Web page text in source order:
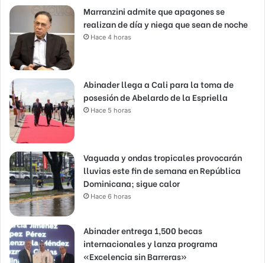
Marranzini admite que apagones se
realizan de día y niega que sean de noche
Hace 4 horas
Abinader llega a Cali para la toma de
posesión de Abelardo de la Espriella
Hace 5 horas
Vaguada y ondas tropicales provocarán
lluvias este fin de semana en República
Dominicana; sigue calor
Hace 6 horas
Abinader entrega 1,500 becas
internacionales y lanza programa
«Excelencia sin Barreras»